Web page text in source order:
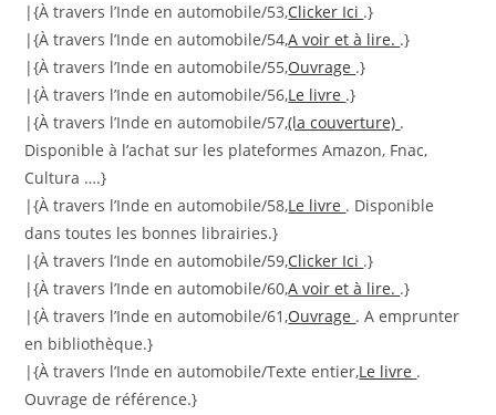
|{À travers l’Inde en automobile/53,Clicker Ici .}
|{À travers l’Inde en automobile/54,A voir et à lire. .}
|{À travers l’Inde en automobile/55,Ouvrage .}
|{À travers l’Inde en automobile/56,Le livre .}
|{À travers l’Inde en automobile/57,(la couverture) .
Disponible à l’achat sur les plateformes Amazon, Fnac,
Cultura ….}
|{À travers l’Inde en automobile/58,Le livre . Disponible
dans toutes les bonnes librairies.}
|{À travers l’Inde en automobile/59,Clicker Ici .}
|{À travers l’Inde en automobile/60,A voir et à lire. .}
|{À travers l’Inde en automobile/61,Ouvrage . A emprunter
en bibliothèque.}
|{À travers l’Inde en automobile/Texte entier,Le livre .
Ouvrage de référence.}